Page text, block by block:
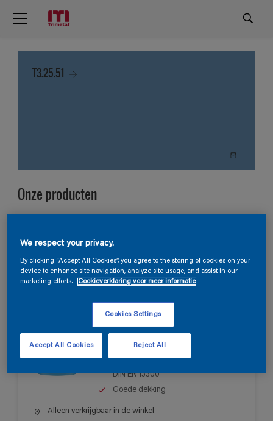
T3.25.51
Onze producten
Filter
Matte, oplosmiddelvrije muurverf
voor binnen
DIN EN 13300
Goede dekking
Alleen verkrijgbaar in de winkel
We respect your privacy.
By clicking “Accept All Cookies”, you agree to the storing of cookies on your
device to enhance site navigation, analyze site usage, and assist in our
marketing efforts.
Cookieverklaring voor meer informatie
Cookies Settings
Reject All
Accept All Cookies